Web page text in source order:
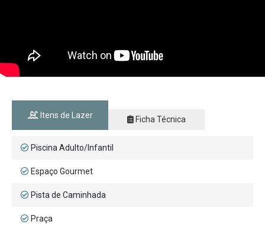
Itens de Lazer Ficha Técnica
Piscina Adulto/Infantil
Espaço Gourmet
Pista de Caminhada
Praça